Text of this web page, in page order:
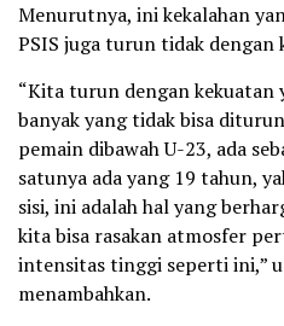
Menurutnya, ini kekalahan
PSIS juga turun tidak dengan
“Kita turun dengan kekuatan
banyak yang tidak bisa
pemain dibawah U-23, ada
satunya ada yang 19 tahun,
sisi, ini adalah hal yang
kita bisa rasakan atmosfer
intensitas tinggi seperti ini,”
menambahkan.